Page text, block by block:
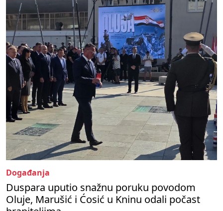
Događanja
Duspara uputio snažnu poruku povodom
Oluje, Marušić i Ćosić u Kninu odali počast